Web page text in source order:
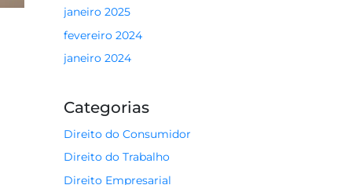
janeiro 2025
fevereiro 2024
janeiro 2024
Categorias
Direito do Consumidor
Direito do Trabalho
Direito Empresarial